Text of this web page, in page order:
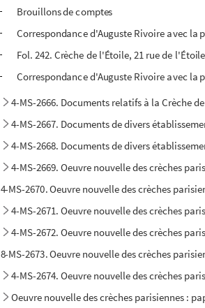
Brouillons de comptes
Correspondance d'Auguste Rivoire avec
Fol. 242. Crèche de l'Étoile, 21 rue de
Correspondance d'Auguste Rivoire avec la
4-MS-2666. Documents relatifs à la Crèche
4-MS-2667. Documents de divers
4-MS-2668. Documents de divers
4-MS-2669. Oeuvre nouvelle des crèches
4-MS-2670. Oeuvre nouvelle des crèches
4-MS-2671. Oeuvre nouvelle des crèches
4-MS-2672. Oeuvre nouvelle des crèches
8-MS-2673. Oeuvre nouvelle des crèches
4-MS-2674. Oeuvre nouvelle des crèches
Oeuvre nouvelle des crèches parisiennes :